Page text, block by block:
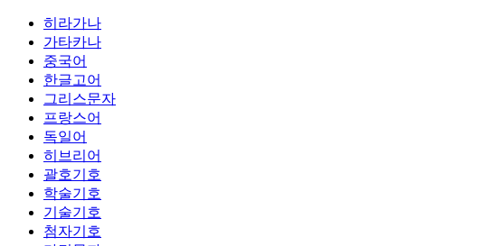
히라가나
가타카나
중국어
한글고어
그리스문자
프랑스어
독일어
히브리어
괄호기호
학술기호
기술기호
첨자기호